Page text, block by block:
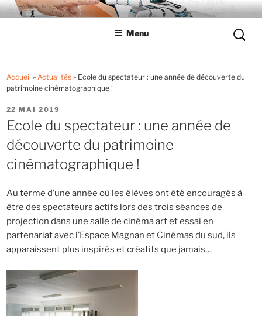
Aller
auLYCÉE LES EUCALYPTUS
Tout savoir sur le lycée professionnel
Menu
pour
Accueil » Actualités» Ecole du spectateur : une année de découverte du
patrimoine cinématographique !
PUBLIÉ
LE
22 MAI 2019
Ecole du spectateur : une année de
découverte du patrimoine
cinématographique !
Au terme d’une année où les élèves ont été encouragés à
être des spectateurs actifs lors des trois séances de
projection dans une salle de cinéma art et essai en
partenariat avec l’Espace Magnan et Cinémas du sud, ils
apparaissent plus inspirés et créatifs que jamais…